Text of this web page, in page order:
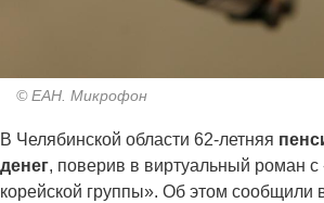
© ЕАН. Микрофон
В Челябинской области 62-летняя
денег, поверив в виртуальный роман с
корейской группы». Об этом сообщили